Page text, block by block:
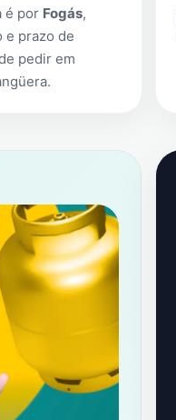
é por Fogás,
e prazo de
pedir em
.